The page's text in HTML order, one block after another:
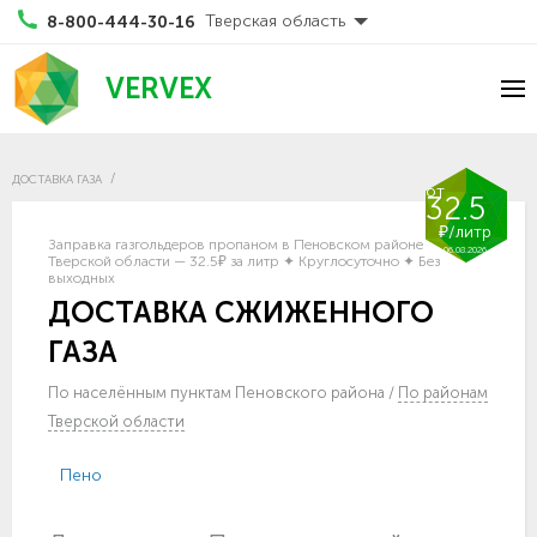
8-800-444-30-16 Тверская область
VERVEX
ДОСТАВКА ГАЗА
от
32.5
₽/литр
06.08.2026
ДОСТАВКА СЖИЖЕННОГО
ГАЗА
Заправка газгольдеров пропаном в Пеновском районе
Тверской области — 32.5₽ за литр ✦ Круглосуточно ✦ Без
выходных
По населённым пунктам Пеновского района / По районам
Тверской области
Пено